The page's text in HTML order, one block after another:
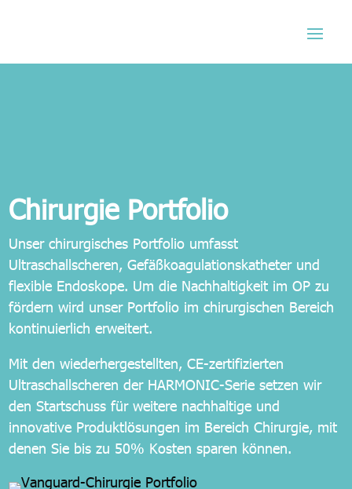
Chirurgie Portfolio
Unser chirurgisches Portfolio umfasst
Ultraschallscheren, Gefäßkoagulationskatheter und
flexible Endoskope. Um die Nachhaltigkeit im OP zu
fördern wird unser Portfolio im chirurgischen Bereich
kontinuierlich erweitert.
Mit den wiederhergestellten, CE-zertifizierten
Ultraschallscheren der HARMONIC-Serie setzen wir
den Startschuss für weitere nachhaltige und
innovative Produktlösungen im Bereich Chirurgie, mit
denen Sie bis zu 50% Kosten sparen können.